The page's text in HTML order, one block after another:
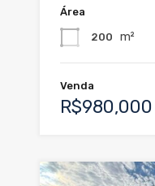
Área
200 m²
Venda
R$980,000